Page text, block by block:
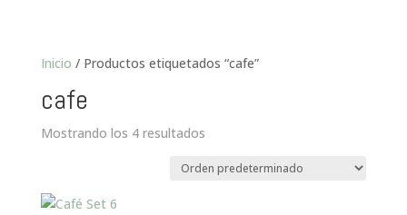
Inicio / Productos etiquetados “cafe”
cafe
Mostrando los 4 resultados